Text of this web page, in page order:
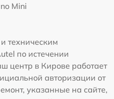
Mini
техническим
по истечении
центр в Кирове работает
авторизации от
указанные на сайте,